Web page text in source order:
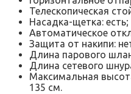
Телескопическая
Насадка-щетка: есть;
Автоматическое
Защита от накипи:
Длина парового
Длина сетевого
Максимальная
135 см.